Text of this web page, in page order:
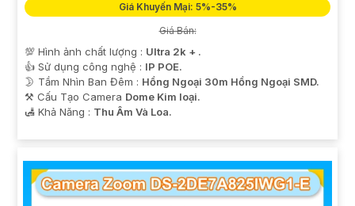
Giá Khuyến Mại: 5%-35%
Giá Bán:
💯 Hình ảnh chất lượng : Ultra 2k + .
👍 Sử dụng công nghệ : IP POE.
🌛 Tầm Nhìn Ban Đêm : Hồng Ngoại 30m Hồng Ngoại SMD.
⚒ Cấu Tạo Camera Dome Kim loại.
️🛃 Khả Năng : Thu Âm Và Loa.